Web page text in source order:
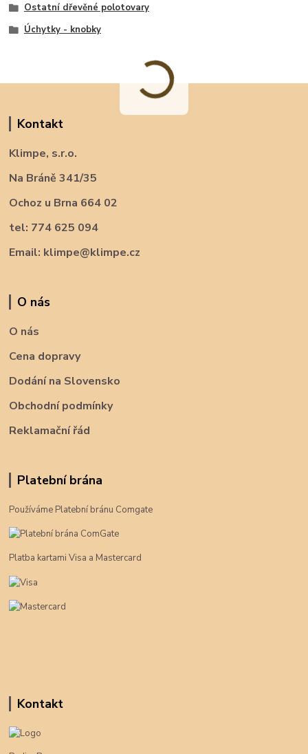
Ostatní dřevěné polotovary
Úchytky - knobky
Kontakt
Klimpe, s.r.o.
Na Bráně 341/35
Ochoz u Brna 664 02
tel: 774 625 094
Email: klimpe@klimpe.cz
O nás
O nás
Cena dopravy
Dodání na Slovensko
Obchodní podmínky
Reklamační řád
Platební brána
Používáme Platební bránu Comgate
Platba kartami Visa a Mastercard
Kontakt